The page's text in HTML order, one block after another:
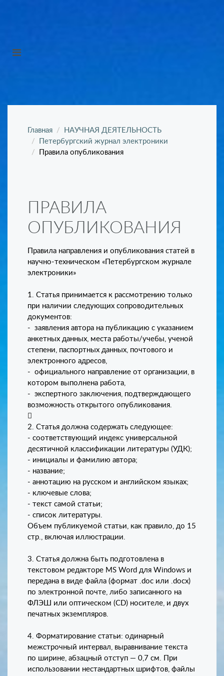
Главная
НАУЧНАЯ ДЕЯТЕЛЬНОСТЬ
Петербургский журнал электроники
Правила опубликования
ПРАВИЛА
ОПУБЛИКОВАНИЯ
Правила направления и опубликования статей в
научно-техническом «Петербургском журнале
электроники»
1. Статья принимается к рассмотрению только
при наличии следующих сопроводительных
документов:
- заявления автора на публикацию с указанием
анкетных данных, места работы/учебы, ученой
степени, паспортных данных, почтового и
электронного адресов,
- официального направление от организации, в
котором выполнена работа,
- экспертного заключения, подтверждающего
возможность открытого опубликования.

2. Статья должна содержать следующее:
- соответствующий индекс универсальной
десятичной классификации литературы (УДК);
- инициалы и фамилию автора;
- название;
- аннотацию на русском и английском языках;
- ключевые слова;
- текст самой статьи;
- список литературы.
Объем публикуемой статьи, как правило, до 15
стр., включая иллюстрации.
3. Статья должна быть подготовлена в
текстовом редакторе MS Word для Windows и
передана в виде файла (формат .doc или .docx)
по электронной почте, либо записанного на
ФЛЭШ или оптическом (CD) носителе, и двух
печатных экземпляров.
4. Форматирование статьи: одинарный
межстрочный интервал, выравнивание текста
по ширине, абзацный отступ — 0,7 см. При
использовании нестандартных шрифтов, файлы